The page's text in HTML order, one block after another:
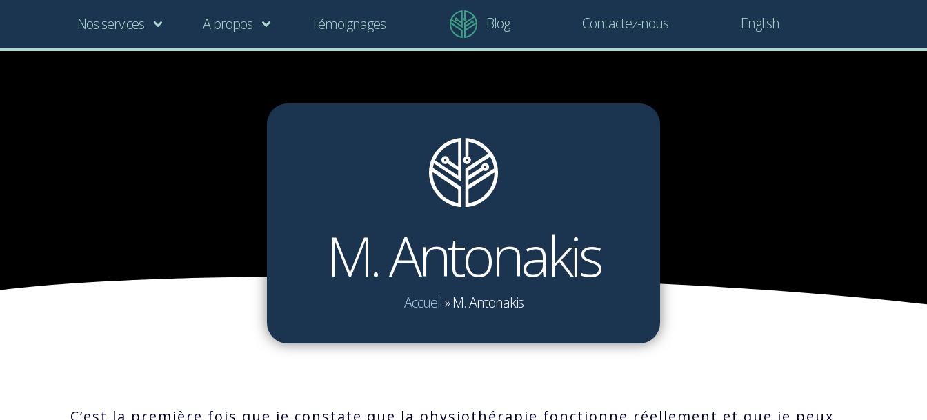
Nos services A propos Témoignages Blog Contactez-nous English
M. Antonakis
Accueil»M. Antonakis
C’est la première fois que je constate que la physiothérapie fonctionne réellement et que je peux